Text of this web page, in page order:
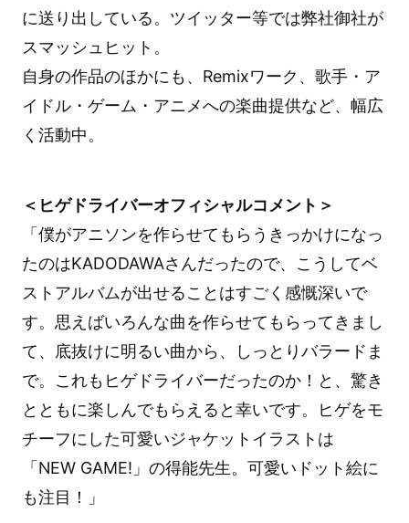
に送り出している。ツイッター等では弊社御社が
スマッシュヒット。
自身の作品のほかにも、Remixワーク、歌手・ア
イドル・ゲーム・アニメへの楽曲提供など、幅広
く活動中。
＜ヒゲドライバーオフィシャルコメント＞
「僕がアニソンを作らせてもらうきっかけになっ
たのはKADODAWAさんだったので、こうしてベ
ストアルバムが出せることはすごく感慨深いで
す。思えばいろんな曲を作らせてもらってきまし
て、底抜けに明るい曲から、しっとりバラードま
で。これもヒゲドライバーだったのか！と、驚き
とともに楽しんでもらえると幸いです。ヒゲをモ
チーフにした可愛いジャケットイラストは
「NEW GAME!」の得能先生。可愛いドット絵に
も注目！」